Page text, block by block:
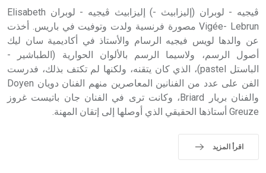
- هل تعلم أن أبجر Abgar اسم معروف جيداً يعود إلى عدد من
الملوك الذين حكموا مدينة إديسا (الرها) من أبجر الأول وحتى
التاسع، وهم ينتسبون إلى أسرة أوسروين
sign تكتب منفصلة غير متصلة، وتعتمد المبدأ الأكوروفوني،
ڤيجيه - لوبران (إليزابيث -) إليزابيث ڤيجيه - لوبران Elisabeth
Vigée- Lebrun مصورة فرنسية ولدت وتوفيت في باريس. أخذت
عن والدها لويس فيجيه الرسام والأستاذ في أكاديمية سان ليك
أصول الرسم، ولاسيما الرسم بالألوان الحوارية (الطباشير -
الباستل pastel)، الذي كان يتقنه، ولكنها لم تكتف بذلك، فدرست
الفن على عدد من الفنانين المعاصرين منهم الفنان دويان Doyen
والفنان بريار Briard، وكانت ترى في الفنان جان باتيست غروز
Greuze أستاذها الحقيقي الذي أوصلها إلى إتقان المهنة.
اقرأ المزيد